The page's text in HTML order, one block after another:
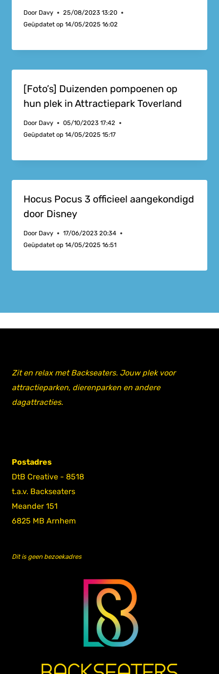
Door Davy
25/08/2023 13:20
Geüpdatet op 14/05/2025 16:02
[Foto’s] Duizenden pompoenen op
hun plek in Attractiepark Toverland
Door Davy
05/10/2023 17:42
Geüpdatet op 14/05/2025 15:17
Hocus Pocus 3 officieel aangekondigd
door Disney
Door Davy
17/06/2023 20:34
Geüpdatet op 14/05/2025 16:51
Zit en relax met Backseaters. Jouw plek voor
attractieparken, dierenparken en andere
dagattracties.
Postadres
DtB Creative - 8518
t.a.v. Backseaters
Meander 151
6825 MB Arnhem
Dit is geen bezoekadres